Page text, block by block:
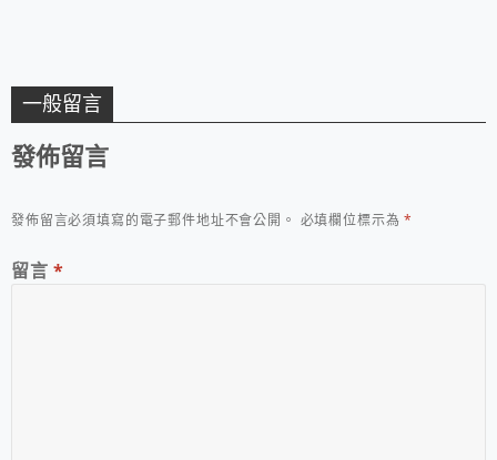
一般留言
發佈留言
發佈留言必須填寫的電子郵件地址不會公開。 必填欄位標示為*
留言 *